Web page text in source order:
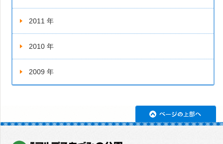
2011 年
2010 年
2009 年